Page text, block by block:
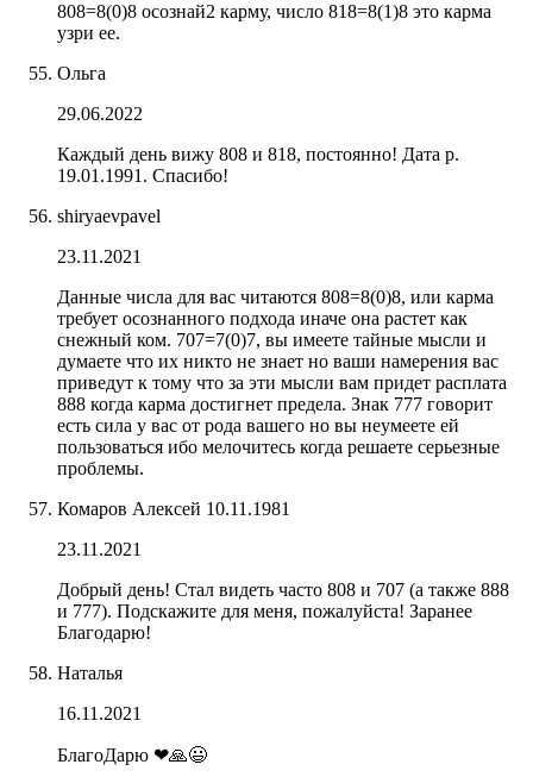
808=8(0)8 осознай2 карму, число 818=8(1)8 это карма
узри ее.
Ольга
29.06.2022
Каждый день вижу 808 и 818, постоянно! Дата р.
19.01.1991. Спасибо!
shiryaevpavel
23.11.2021
Данные числа для вас читаются 808=8(0)8, или карма
требует осознанного подхода иначе она растет как
снежный ком. 707=7(0)7, вы имеете тайные мысли и
думаете что их никто не знает но ваши намерения вас
приведут к тому что за эти мысли вам придет расплата
888 когда карма достигнет предела. Знак 777 говорит
есть сила у вас от рода вашего но вы неумеете ей
пользоваться ибо мелочитесь когда решаете серьезные
проблемы.
Комаров Алексей 10.11.1981
23.11.2021
Добрый день! Стал видеть часто 808 и 707 (а также 888
и 777). Подскажите для меня, пожалуйста! Заранее
Благодарю!
Наталья
16.11.2021
БлагоДарю ❤🙏😃